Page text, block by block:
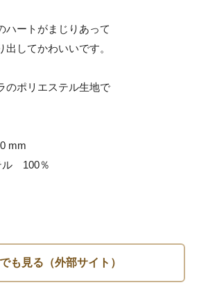
ハートがまじりあって
してかわいいです。
のポリエステル生地で
mm
　100％